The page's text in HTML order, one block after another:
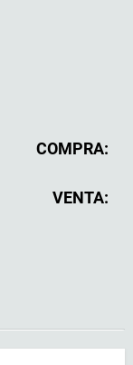
COMPRA:
VENTA: